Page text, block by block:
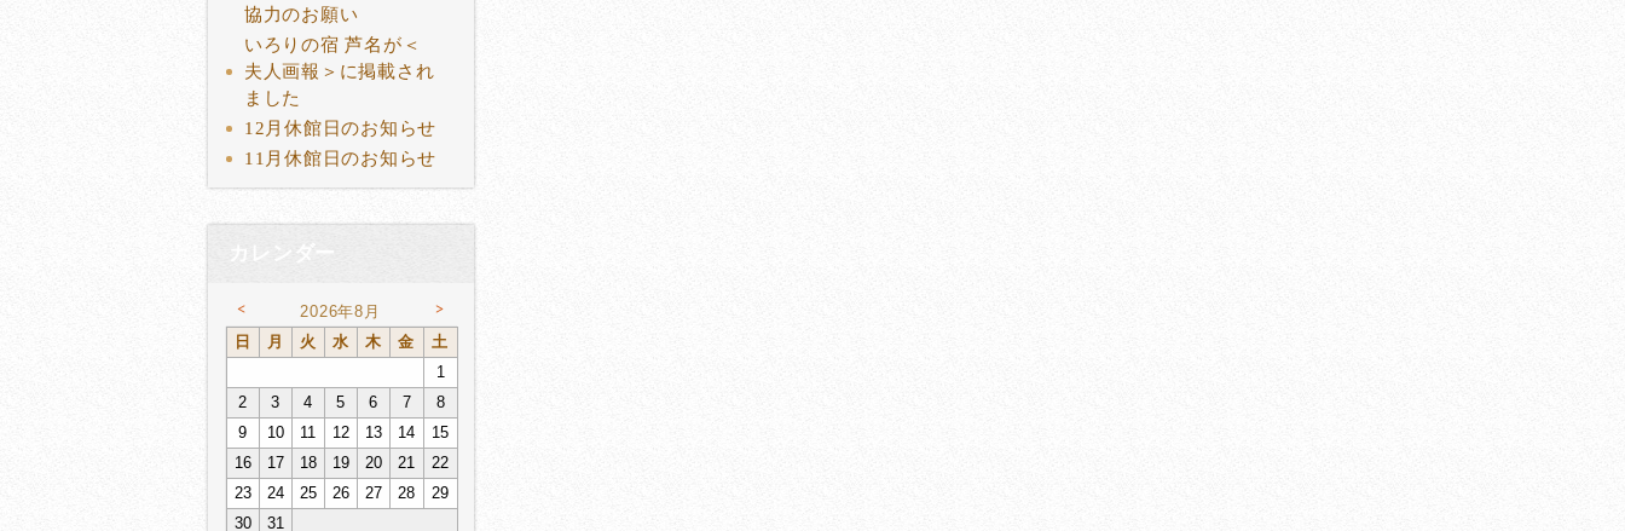
協力のお願い
いろりの宿 芦名が＜
夫人画報＞に掲載され
ました
12月休館日のお知らせ
11月休館日のお知らせ
カレンダー
< 2026年8月 >
日 月 火 水 木 金
土
1
2
3 4 5 6 7
8
9
10 11 12 13 14
15
16
17 18 19 20 21
22
23
24 25 26 27 28
29
30
31